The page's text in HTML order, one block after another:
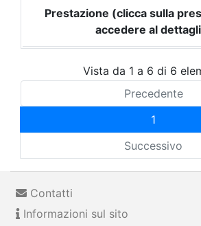
Prestazione (clicca sulla
accedere al
Vista da 1 a 6 di 6
Precedente
1
Successivo
Contatti
Informazioni sul sito